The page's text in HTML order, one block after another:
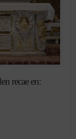
recae en: